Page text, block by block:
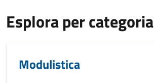
Esplora per categoria
Modulistica